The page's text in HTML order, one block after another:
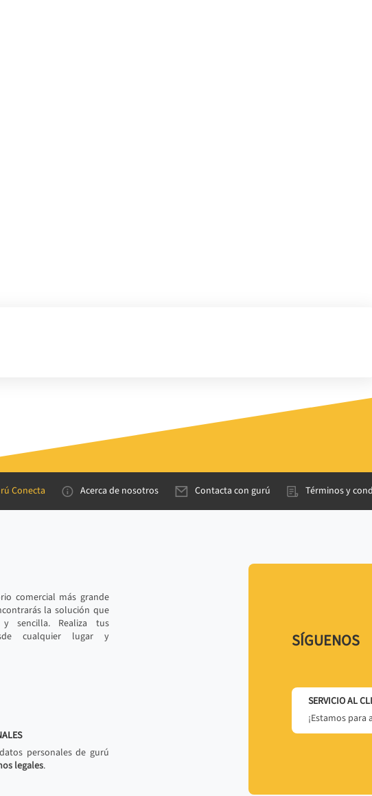
Conecta Acerca de nosotros Contacta con gurú Términos y
comercial más grande
la solución que
sencilla. Realiza tus
cualquier lugar y
personales de gurú
legales.
SÍGUENOS
SERVICIO AL
¡Estamos para